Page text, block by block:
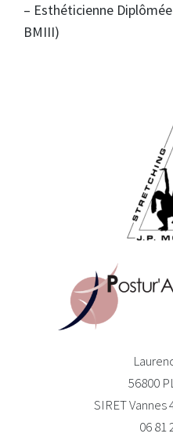
– Esthéticienne Diplômée
BMIII)
56800
SIRET Vannes
06 81